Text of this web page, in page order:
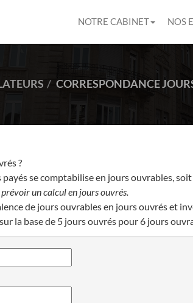
NOTRE CABINET NOS
CORRESPONDANCE
?
se comptabilise en jours ouvrables,
un calcul en jours ouvrés.
de jours ouvrables en jours ouvrés et
la base de 5 jours ouvrés pour 6 jours